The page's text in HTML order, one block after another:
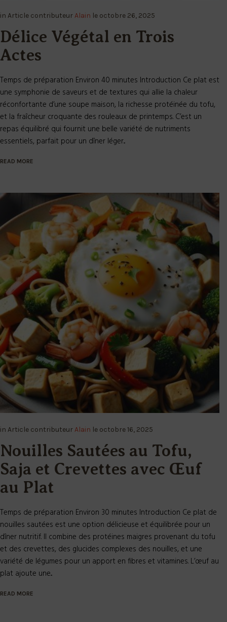
in Article contributeurAlain le octobre 26, 2025
Délice Végétal en Trois
Actes
Temps de préparation Environ 40 minutes Introduction Ce plat est
une symphonie de saveurs et de textures qui allie la chaleur
réconfortante d’une soupe maison, la richesse protéinée du tofu,
et la fraîcheur croquante des rouleaux de printemps. C’est un
repas équilibré qui fournit une belle variété de nutriments
essentiels, parfait pour un dîner léger...
READ MORE
in Article contributeurAlain le octobre 16, 2025
Nouilles Sautées au Tofu,
Saja et Crevettes avec Œuf
au Plat
Temps de préparation Environ 30 minutes Introduction Ce plat de
nouilles sautées est une option délicieuse et équilibrée pour un
dîner nutritif. Il combine des protéines maigres provenant du tofu
et des crevettes, des glucides complexes des nouilles, et une
variété de légumes pour un apport en fibres et vitamines. L’œuf au
plat ajoute une...
READ MORE